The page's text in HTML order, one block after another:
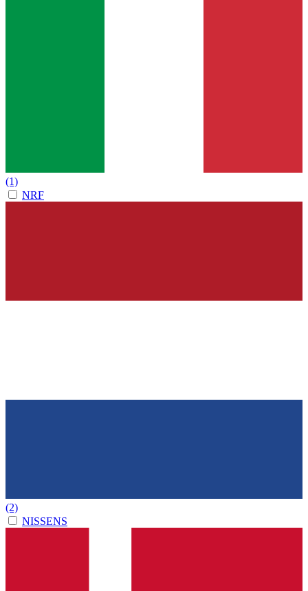
(1)
NRF
(2)
NISSENS